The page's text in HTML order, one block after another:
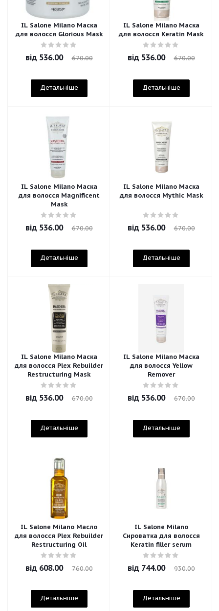
IL Salone Milano Маска
для волосся Glorious Mask
від 536.00 670.00
Детальніше
IL Salone Milano Маска
для волосся Keratin Mask
від 536.00 670.00
Детальніше
IL Salone Milano Маска
для волосся Magnificent
Mask
від 536.00 670.00
Детальніше
IL Salone Milano Маска
для волосся Mythic Mask
від 536.00 670.00
Детальніше
IL Salone Milano Маска
для волосся Plex Rebuilder
Restructuring Mask
від 536.00 670.00
Детальніше
IL Salone Milano Маска
для волосся Yellow
Remover
від 536.00 670.00
Детальніше
IL Salone Milano Масло
для волосся Plex Rebuilder
Restructuring Oil
від 608.00 760.00
Детальніше
IL Salone Milano
Сироватка для волосся
Keratin filler serum
від 744.00 930.00
Детальніше